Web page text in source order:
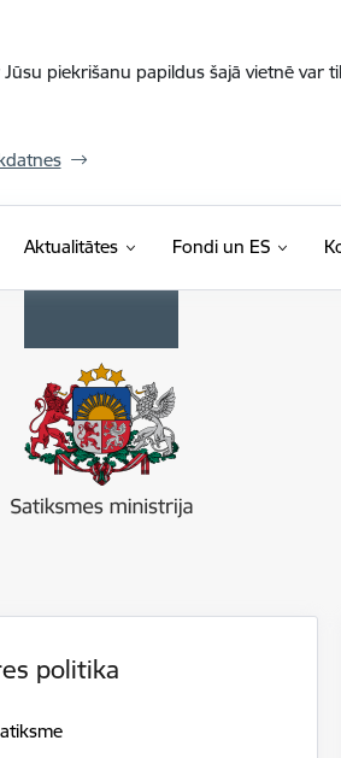
piekrišanu papildus šajā vietnē var
Aktualitātes Fondi un ES
politika